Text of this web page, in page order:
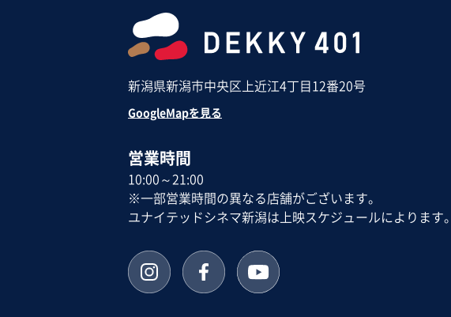
新潟県新潟市中央区上近江4丁目12番20号
GoogleMapを見る
営業時間
10:00～21:00
※一部営業時間の異なる店舗がございます。
ユナイテッドシネマ新潟は上映スケジュールによります。